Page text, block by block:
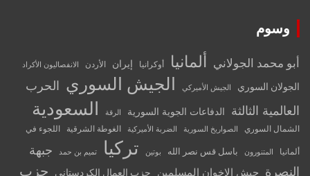
وسوم
أبو محمد الجولاني ألمانيا أوكرانيا إيران الأردن الانفصاليون الأكراد
الجولان السوري الجيش الأميركي الجيش السوري الحرب
العالمية الثالثة
الدفاعات الجوية السورية الرقة السعودية
الشمال السوري الصواريخ السورية الضربة الأميركية الغوطة الشرقية اللجوء في
ألمانيا المتنورون باسل قس نصر الله بوتين تركيا تميم بن حمد
جبهة
النصرة
جيش الإخوان المسلمين حزب العمال الكردستاني حزب